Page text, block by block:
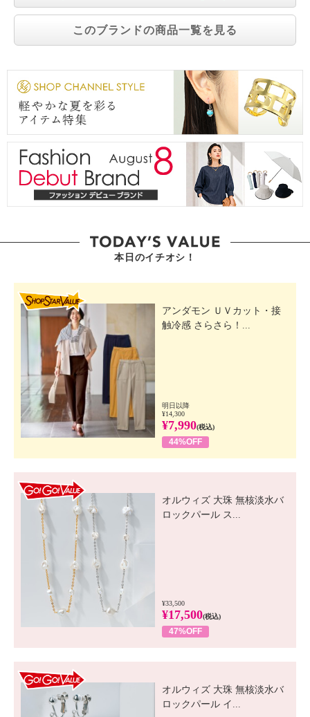
このブランドの商品一覧を見る
本日のイチオシ！
アンダモン ＵＶカット・接
触冷感 さらさら！...
明日以降
¥14,300
¥7,990(税込)
44%OFF
オルウィズ 大珠 無核淡水バ
ロックパール ス...
¥33,500
¥17,500(税込)
47%OFF
オルウィズ 大珠 無核淡水バ
ロックパール イ...